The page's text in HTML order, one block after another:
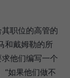
职位的高管的
和戴姆勒的所
他们编写一个
“如果他们做不